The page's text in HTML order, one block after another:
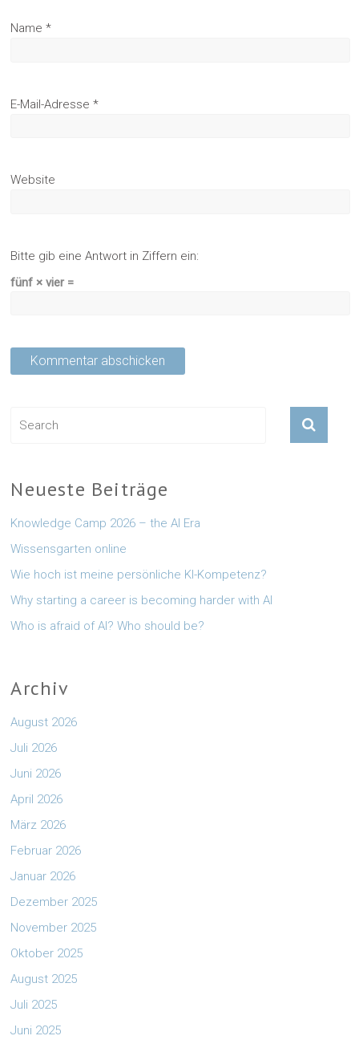
Name*
E-Mail-Adresse*
Website
Bitte gib eine Antwort in Ziffern ein:
fünf × vier =
Neueste Beiträge
Knowledge Camp 2026 – the AI Era
Wissensgarten online
Wie hoch ist meine persönliche KI-Kompetenz?
Why starting a career is becoming harder with AI
Who is afraid of AI? Who should be?
Archiv
August 2026
Juli 2026
Juni 2026
April 2026
März 2026
Februar 2026
Januar 2026
Dezember 2025
November 2025
Oktober 2025
August 2025
Juli 2025
Juni 2025